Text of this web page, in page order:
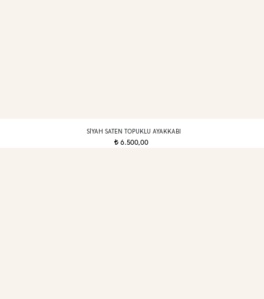
SIYAH SATEN TOPUKLU AYAKKABI
t 6.500,00